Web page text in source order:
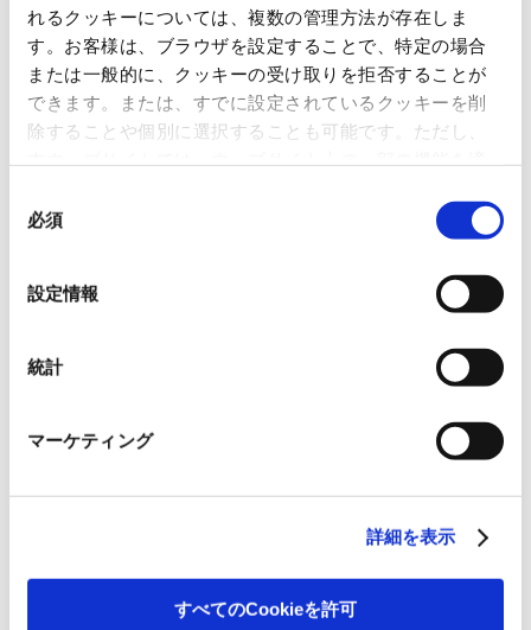
れるクッキーについては、複数の管理方法が存在しま
す。お客様は、ブラウザを設定することで、特定の場合
または一般的に、クッキーの受け取りを拒否することが
できます。または、すでに設定されているクッキーを削
除することや個別に選択することも可能です。ただし、
いるので、ご注意ください。これらのクッキーが受け入
れられない場合、本ウェブサイトの機能が制限される場
必須
設定情報
統計
マーケティング
詳細を表示
すべてのCookieを許可
輩の本棚』表紙
本件に関するお問い合わせ先
日本紙パルプ商事株式会社 広報室 TEL 03-5548-4026